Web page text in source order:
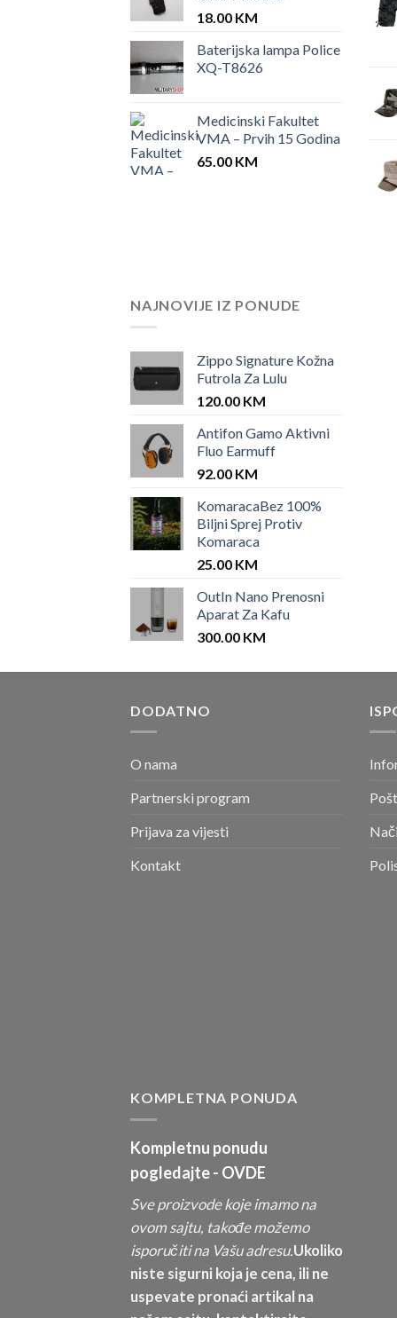
18.00 KM
Baterijska lampa Police
XQ-T8626
Medicinski Fakultet
VMA – Prvih 15 Godina
65.00 KM
NAJNOVIJE IZ PONUDE
Zippo Signature Kožna
Futrola Za Lulu
120.00 KM
Antifon Gamo Aktivni
Fluo Earmuff
92.00 KM
KomaracaBez 100%
Biljni Sprej Protiv
Komaraca
25.00 KM
OutIn Nano Prenosni
Aparat Za Kafu
300.00 KM
DODATNO
O nama
Partnerski program
Prijava za vijesti
Kontakt
KOMPLETNA PONUDA
Kompletnu ponudu
pogledajte - OVDE
Sve proizvode koje imamo na
ovom sajtu, takođe možemo
isporučiti na Vašu adresu.Ukoliko
niste sigurni koja je cena, ili ne
uspevate pronaći artikal na